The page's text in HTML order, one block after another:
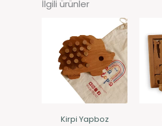
İlgili ürünler
Kirpi Yapboz